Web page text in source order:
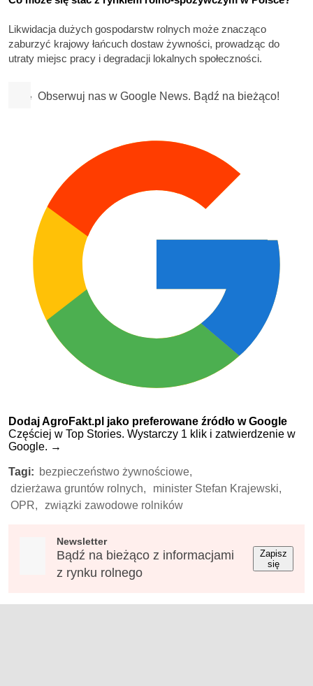
Likwidacja dużych gospodarstw rolnych może znacząco
zaburzyć krajowy łańcuch dostaw żywności, prowadząc do
utraty miejsc pracy i degradacji lokalnych społeczności.
Obserwuj nas w Google News. Bądź na bieżąco!
Dodaj AgroFakt.pl jako preferowane źródło w Google
Częściej w Top Stories. Wystarczy 1 klik i zatwierdzenie w
Google. →
Tagi: bezpieczeństwo żywnościowe,
dzierżawa gruntów rolnych,
minister Stefan Krajewski,
OPR,
związki zawodowe rolników
Newsletter
Bądź na bieżąco z informacjami
z rynku rolnego
Zapisz
się